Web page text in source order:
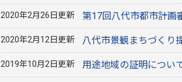
2020年2月26日更新 第17回八代市都市計画
2020年2月12日更新 八代市景観まちづくり
2019年10月2日更新 用途地域の証明につい